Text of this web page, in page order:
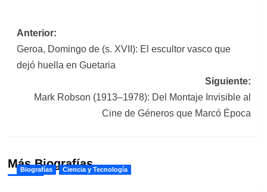
Navegación
de
entradas
Anterior:
Geroa, Domingo de (s. XVII): El escultor vasco que
dejó huella en Guetaria
Siguiente:
Mark Robson (1913–1978): Del Montaje Invisible al
Cine de Géneros que Marcó Época
Más Biografías
Biografías Ciencia y Tecnología